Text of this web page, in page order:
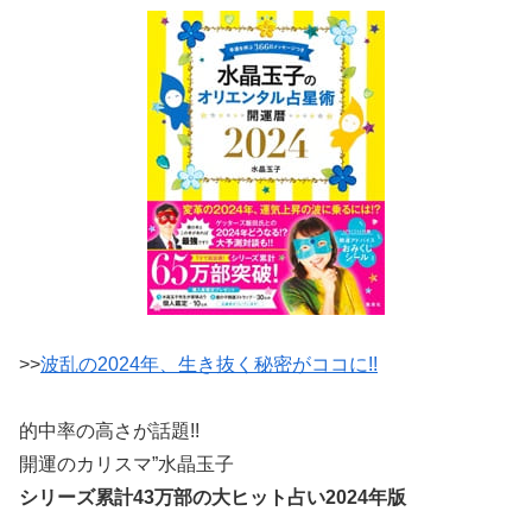
>>波乱の2024年、生き抜く秘密がココに!!
的中率の高さが話題!!
開運のカリスマ”水晶玉子
シリーズ累計43万部の大ヒット占い2024年版